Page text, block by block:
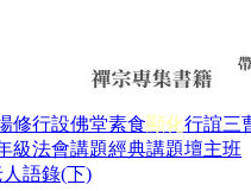
修行設佛堂素食顯化行誼三
級法會講題經典講題壇主班
語錄(下)